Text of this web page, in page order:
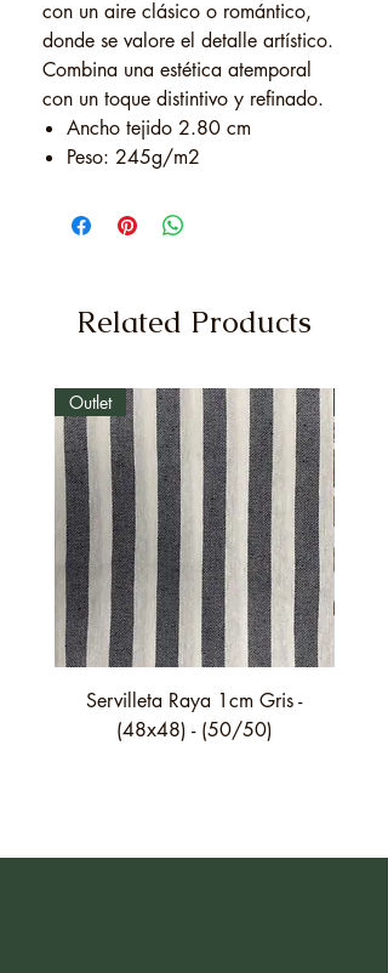
con un aire clásico o romántico,
donde se valore el detalle artístico.
Combina una estética atemporal
con un toque distintivo y refinado.
Ancho tejido 2.80 cm
Peso: 245g/m2
Related Products
Outlet
Servilleta Raya 1cm Gris -
(48x48) - (50/50)